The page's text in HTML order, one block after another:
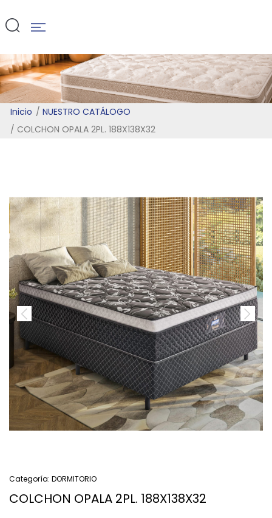
188X138X32
Inicio
NUESTRO CATÁLOGO
COLCHON OPALA 2PL. 188X138X32
Categoría: DORMITORIO
COLCHON OPALA 2PL. 188X138X32